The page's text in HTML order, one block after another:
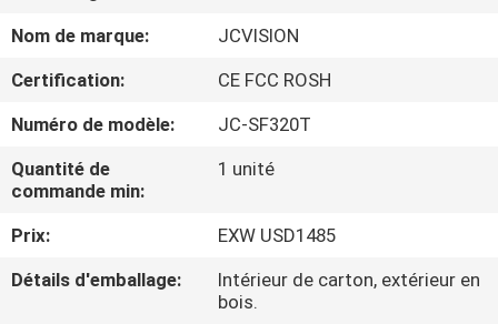
À
PROPOS
NOUS
DE
L'USINE
Nom de marque:
JCVISION
Certification:
CE FCC ROSH
Numéro de modèle:
JC-SF320T
Quantité de
commande min:
1 unité
Prix:
EXW USD1485
Détails d'emballage:
Intérieur de carton, extérieur en
bois.